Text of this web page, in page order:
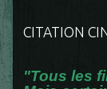
CITATION
"Tous les